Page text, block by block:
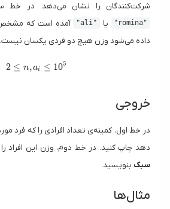
شرکت‌کنندگان را نشان می‌دهد. در خط
"romina" یا "ali"
آمده است که
داده می‌شود وزن هیچ دو فردی یکسان نیست.
2 \leq n , a_i \leq 10^5
2 ≤ n, ai ≤ 105
خروجی
در خط اول، کمینه‌ی تعداد افرادی را که فرد
دهد چاپ کنید. در خط دوم، وزن این افراد
سبک بنویسید.
مثال‌ها